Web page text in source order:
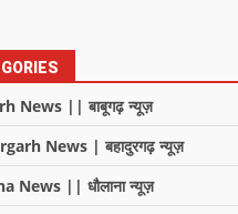
News || बाबूगढ़ न्यूज़
News | बहादुरगढ़ न्यूज़
News || धौलाना न्यूज़